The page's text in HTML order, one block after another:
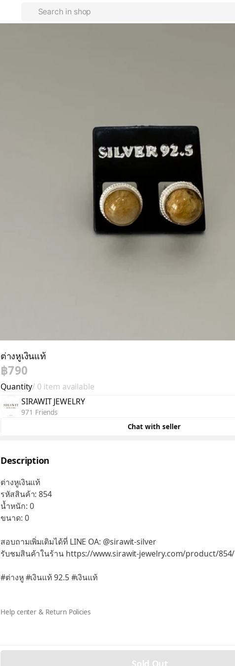
ต่างหูเงินแท้
฿790
Quantity/ 0 item available
SIRAWIT JEWELRY
971 Friends
Chat with seller
Description
ต่างหูเงินแท้
รหัสสินค้า: 854
น้ำหนัก: 0
ขนาด: 0
สอบถามเพิ่มเติมได้ที่ LINE OA: @sirawit-silver
รับชมสินค้าในร้าน https://www.sirawit-jewelry.com/product/854/
#ต่างหู #เงินแท้ 92.5 #เงินแท้
Help center & Return Policies
Sold Out